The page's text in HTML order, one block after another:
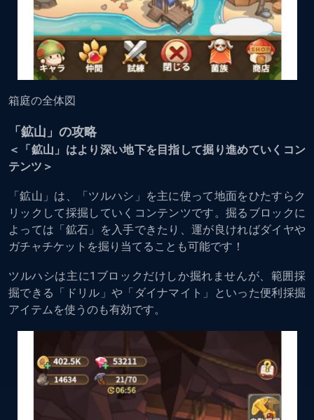
箱庭の全体図
「鉱山」の攻略
＜「鉱山」はより深い地下を目指して掘り進めていくコン
テンツ＞
「鉱山」は、「ツルハシ」を主に使って地面をひたすらク
リックして採掘していくコンテンツです。掘るブロックに
よっては「鉱石」を入手できたり、運が良ければダイヤや
ガチャチケットを掘り当てることも可能です！
ツルハシは主に1ブロックだけしか掘れませんが、範囲採
掘できる「ドリル」や「ダイナマイト」といった便利採掘
アイテムを使うのも有効です。